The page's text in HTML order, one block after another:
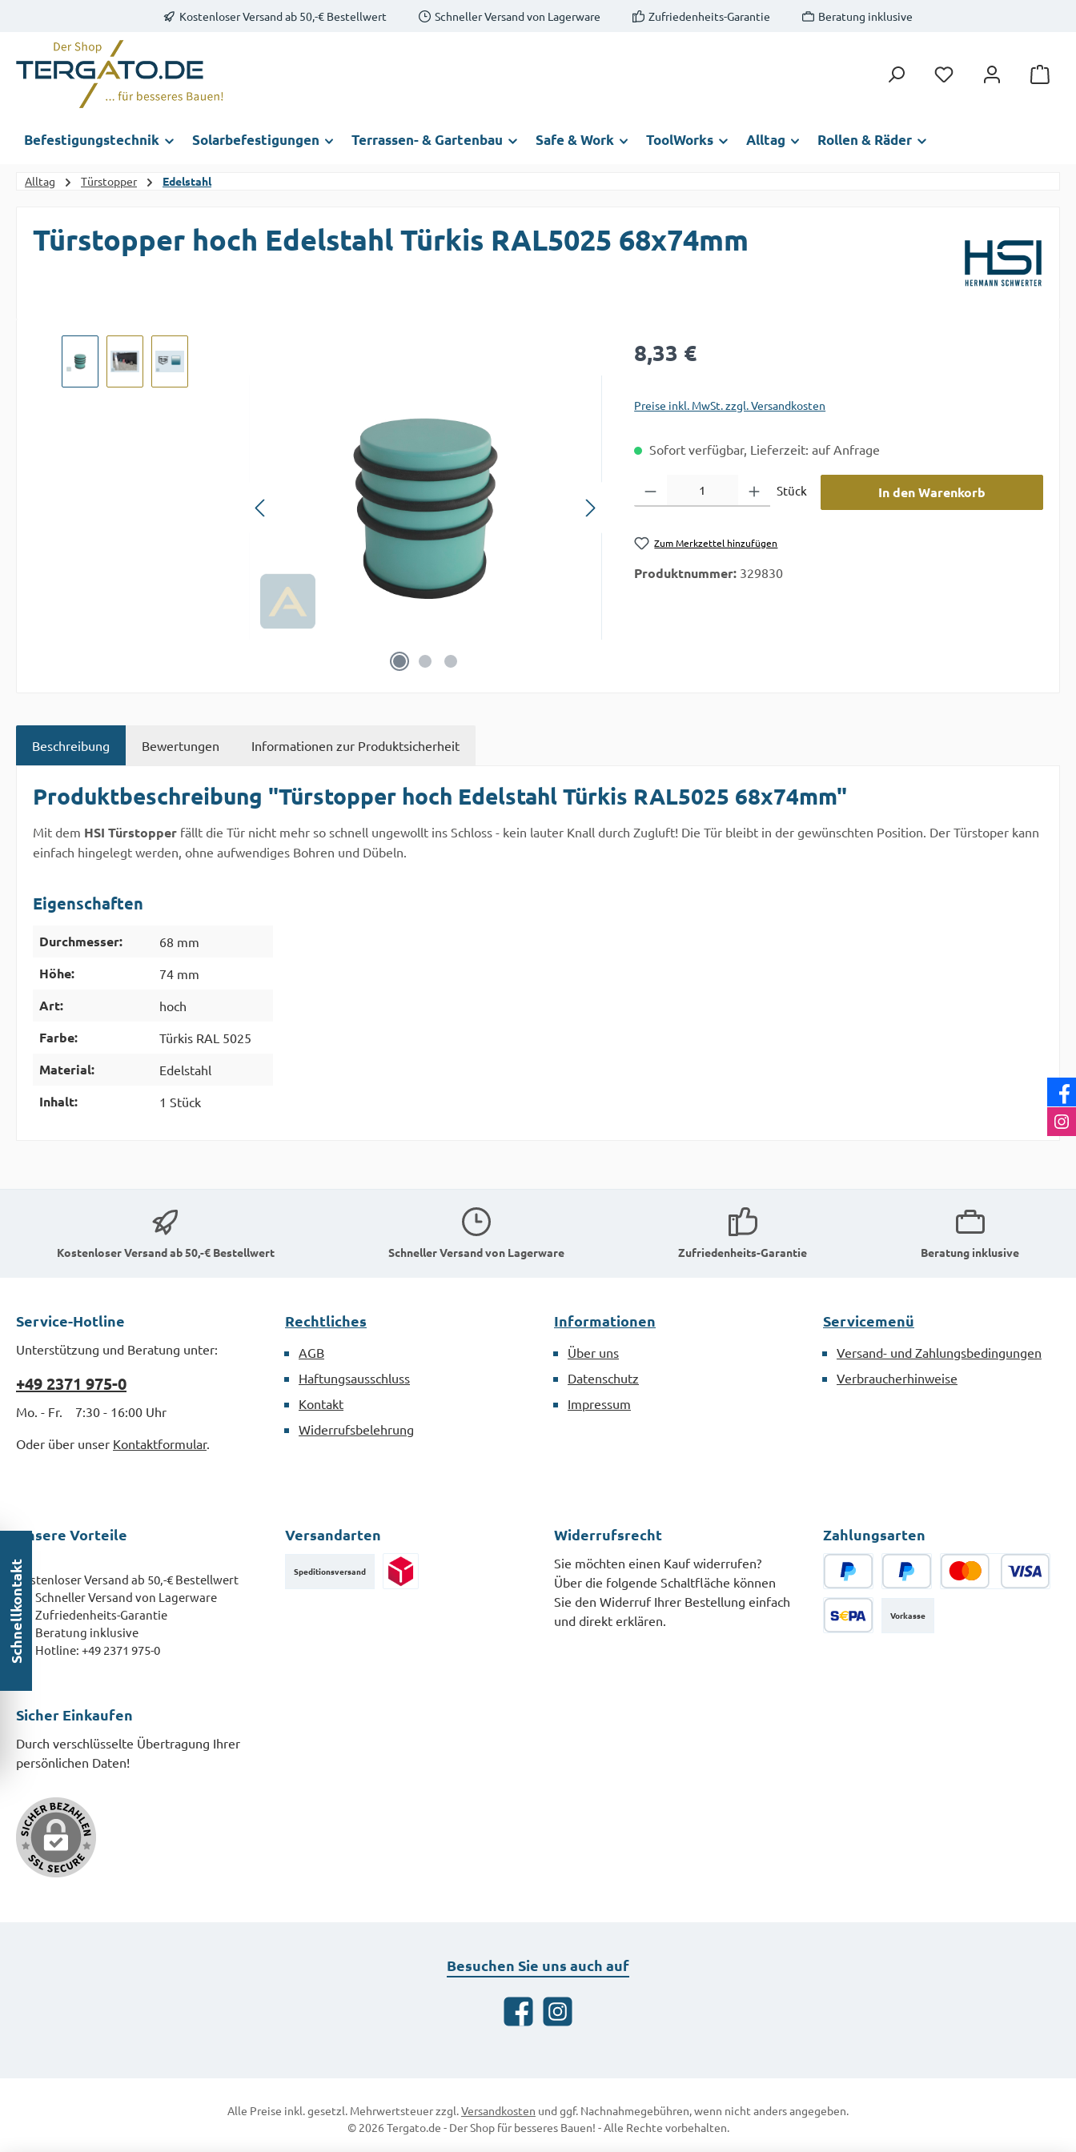
Zur Hauptnavigation springenKostenloser Versand ab 50,-€ Bestellwert Schneller Versand von Lagerware Zufriedenheits-Garantie Beratung inklusive
Du hast 0 Produkte auf
Befestigungstechnik Solarbefestigungen Terrassen- & Gartenbau Safe & Work ToolWorks Alltag Rollen & Räder
Alltag Türstopper Edelstahl
Türstopper hoch Edelstahl Türkis RAL5025 68x74mm
Regulärer Preis:
8,33 €
Preise inkl. MwSt. zzgl. Versandkosten
Sofort verfügbar, Lieferzeit: auf Anfrage
Stück In den Warenkorb
Zum Merkzettel hinzufügen
Produktnummer: 329830
Beschreibung Bewertungen Informationen zur Produktsicherheit
Produktbeschreibung "Türstopper hoch Edelstahl Türkis RAL5025 68x74mm"
Mit dem HSI Türstopper fällt die Tür nicht mehr so schnell ungewollt ins Schloss - kein lauter Knall durch Zugluft! Die Tür bleibt in der gewünschten Position. Der Türstoper kann
einfach hingelegt werden, ohne aufwendiges Bohren und Dübeln.
Eigenschaften
Durchmesser: 68 mm
Höhe: 74 mm
Art: hoch
Farbe: Türkis RAL 5025
Material: Edelstahl
Inhalt: 1 Stück
Kostenloser Versand ab 50,-€ Bestellwert Schneller Versand von Lagerware Zufriedenheits-Garantie Beratung inklusive
Service-Hotline
Unterstützung und Beratung unter:
+49 2371 975-0
Mo. - Fr. 7:30 - 16:00 Uhr
Oder über unser Kontaktformular.
Rechtliches
AGB
Haftungsausschluss
Kontakt
Widerrufsbelehrung
Informationen
Über uns
Datenschutz
Impressum
Servicemenü
Versand- und Zahlungsbedingungen
Verbraucherhinweise
Unsere Vorteile
Kostenloser Versand ab 50,-€ Bestellwert
Schneller Versand von Lagerware
Zufriedenheits-Garantie
Beratung inklusive
Hotline: +49 2371 975-0
Versandarten
Speditionsversand
Widerrufsrecht
Sie möchten einen Kauf widerrufen?
Über die folgende Schaltfläche können
Sie den Widerruf Ihrer Bestellung einfach
und direkt erklären.
Zahlungsarten
PayPal
Vorkasse
Sicher Einkaufen
Durch verschlüsselte Übertragung Ihrer
persönlichen Daten!
Besuchen Sie uns auch auf
FacebookInstagram
Alle Preise inkl. gesetzl. Mehrwertsteuer zzgl.Versandkosten und ggf. Nachnahmegebühren, wenn nicht anders angegeben.
© 2026 Tergato.de - Der Shop für besseres Bauen! - Alle Rechte vorbehalten.
Schnellkontakt